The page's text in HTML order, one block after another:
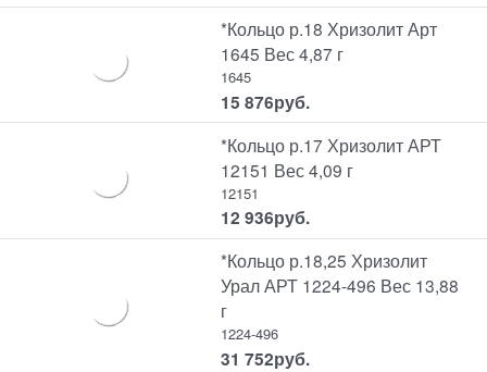
*Кольцо р.18 Хризолит Арт
1645 Вес 4,87 г
1645
15 876руб.
*Кольцо р.17 Хризолит АРТ
12151 Вес 4,09 г
12151
12 936руб.
*Кольцо р.18,25 Хризолит
Урал АРТ 1224-496 Вес 13,88
г
1224-496
31 752руб.